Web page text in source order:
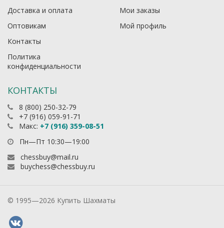
Доставка и оплата
Оптовикам
Контакты
Политика
конфиденциальности
Мои заказы
Мой профиль
КОНТАКТЫ
8 (800) 250-32-79
+7 (916) 059-91-71
Макс: +7 (916) 359-08-51
Пн—Пт 10:30—19:00
chessbuy@mail.ru
buychess@chessbuy.ru
© 1995—2026 Купить Шахматы